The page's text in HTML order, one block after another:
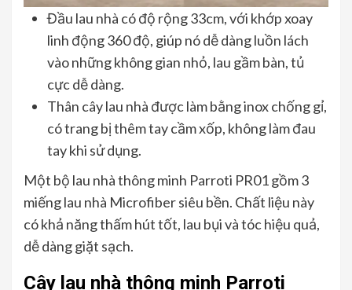
Đầu lau nhà có độ rộng 33cm, với khớp xoay
linh động 360 độ, giúp nó dễ dàng luồn lách
vào những không gian nhỏ, lau gầm bàn, tủ
cực dễ dàng.
Thân cây lau nhà được làm bằng inox chống gỉ,
có trang bị thêm tay cầm xốp, không làm đau
tay khi sử dụng.
Một bộ lau nhà thông minh Parroti PR01 gồm 3
miếng lau nhà Microfiber siêu bền. Chất liệu này
có khả năng thấm hút tốt, lau bụi và tóc hiệu quả,
dễ dàng giặt sạch.
Cây lau nhà thông minh Parroti